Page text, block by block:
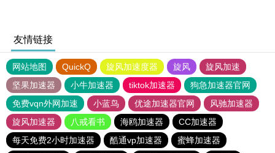
友情链接
网站地图 QuickQ 旋风加速度器 旋风
旋风加速
坚果加速器
小牛加速器 tiktok加速器
狗急加速器官网
免费vqn外网加速
小蓝鸟 优途加速器官网
风驰加速器
旋风加速器
八戒看书 海鸥加速器
CC加速器
每天免费2小时加速器
酷通vp加速器
蜜蜂加速器